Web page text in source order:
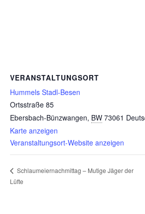
VERANSTALTUNGSORT
Hummels Stadl-Besen
Ortsstraße 85
Ebersbach-Bünzwangen, BW 73061
Karte anzeigen
Veranstaltungsort-Website anzeigen
Schlaumeiernachmittag – Mutige Jäger der
Lüfte